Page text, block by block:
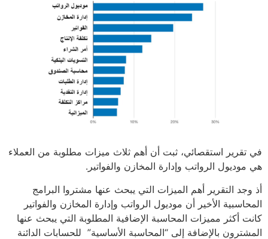
في تقرير استقصائي، ثبت أن أهم ثلاث ميزات مطلوبة من العملاء
هي موديول الرواتب وإدارة المخازن والفواتير.‏
‏أذ وجد التقرير ‏أهم الميزات التي يبحث عنها مشتروا البرامج
المحاسبية الأخير أن موديول الرواتب وإدارة المخازن والفواتير
كانت أكثر مميزات المحاسبة الإضافية المطلوبة التي يبحث عنها
المشترون بالإضافة إلى “المحاسبة الأساسية” للحسابات الدائنة